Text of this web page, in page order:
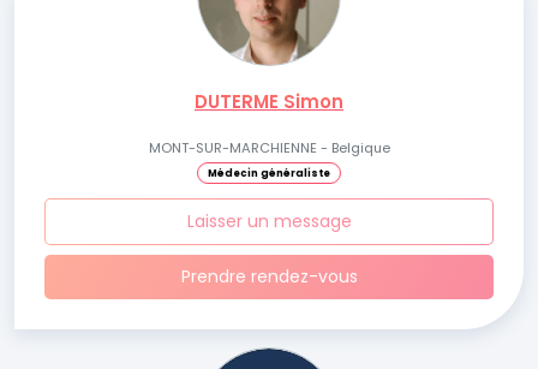
DUTERME Simon
MONT-SUR-MARCHIENNE - Belgique
Médecin généraliste
Laisser un message
Prendre rendez-vous